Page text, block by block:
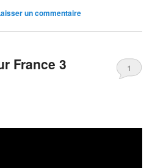
un commentaire
France 3
1